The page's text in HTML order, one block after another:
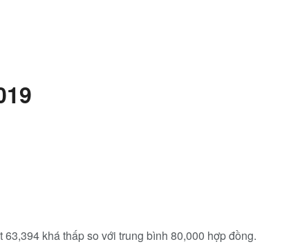
khá thấp so với trung bình 80,000 hợp đồng.